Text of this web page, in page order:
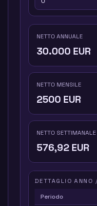
NETTO ANNUALE
30.000 EUR
NETTO MENSILE
2500 EUR
NETTO SETTIMANALE
576,92 EUR
DETTAGLIO
Periodo